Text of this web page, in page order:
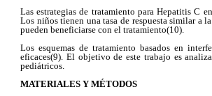
Las estrategias de tratamiento para Hepatitis C
Los niños tienen una tasa de respuesta similar a
pueden beneficiarse con el tratamiento(10).
Los esquemas de tratamiento basados en
eficaces(9). El objetivo de este trabajo es
pediátricos.
MATERIALES Y MÉTODOS